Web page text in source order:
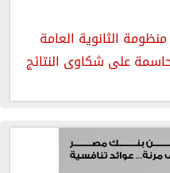
الثانوية العامة
على شكاوى النتائج